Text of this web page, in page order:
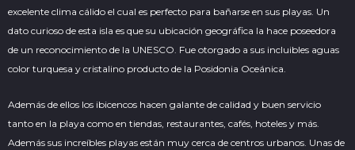
excelente clima cálido el cual es perfecto para bañarse en sus playas. Un
dato curioso de esta isla es que su ubicación geográfica la hace poseedora
de un reconocimiento de la UNESCO. Fue otorgado a sus incluibles aguas
color turquesa y cristalino producto de la Posidonia Oceánica.
Además de ellos los ibicencos hacen galante de calidad y buen servicio
tanto en la playa como en tiendas, restaurantes, cafés, hoteles y más.
Además sus increíbles playas están muy cerca de centros urbanos. Unas de